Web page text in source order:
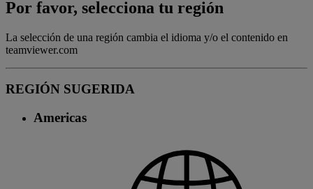
Por favor, selecciona tu región
La selección de una región cambia el idioma y/o el contenido en
teamviewer.com
REGIÓN SUGERIDA
Americas